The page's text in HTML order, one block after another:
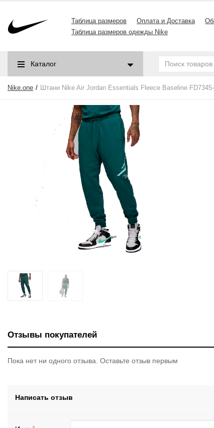
Таблица размеров Оплата и Доставка
Таблица размеров одежды Nike
Каталог
Nike.one Штани Nike Air Jordan Essentials Fleece Baseline
Отзывы покупателей
Пока нет ни одного отзыва. Оставьте отзыв первым
Написать отзыв